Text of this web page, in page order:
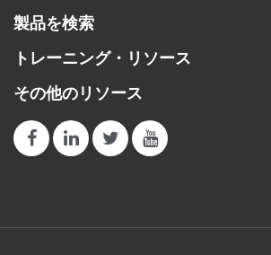
製品を検索
トレーニング・リソース
その他のリソース